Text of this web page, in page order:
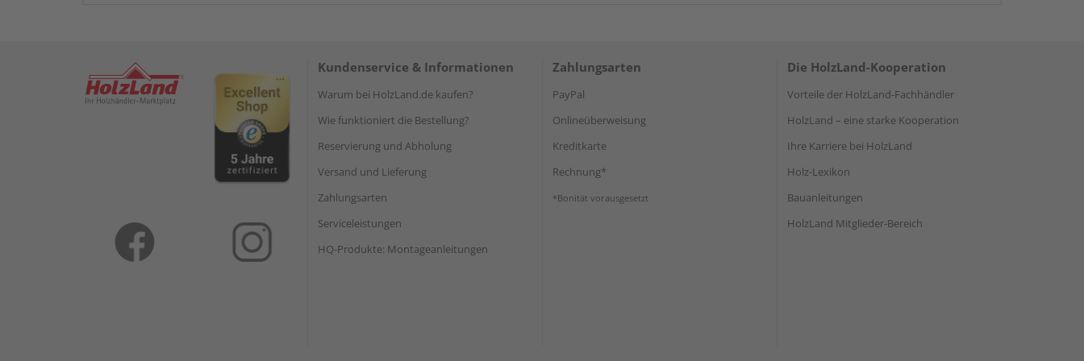
Kundenservice & Informationen
Warum bei HolzLand.de kaufen?
Wie funktioniert die Bestellung?
Reservierung und Abholung
Versand und Lieferung
Zahlungsarten
Serviceleistungen
HQ-Produkte: Montageanleitungen
Zahlungsarten
PayPal
Onlineüberweisung
Kreditkarte
Rechnung*
*Bonität vorausgesetzt
Die HolzLand-Kooperation
Vorteile der HolzLand-Fachhändler
HolzLand – eine starke Kooperation
Ihre Karriere bei HolzLand
Holz-Lexikon
Bauanleitungen
HolzLand Mitglieder-Bereich